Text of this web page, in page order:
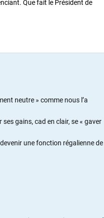
Que fait le Président de
neutre » comme nous l’a
ses gains, cad en clair, se « gaver
une fonction régalienne de